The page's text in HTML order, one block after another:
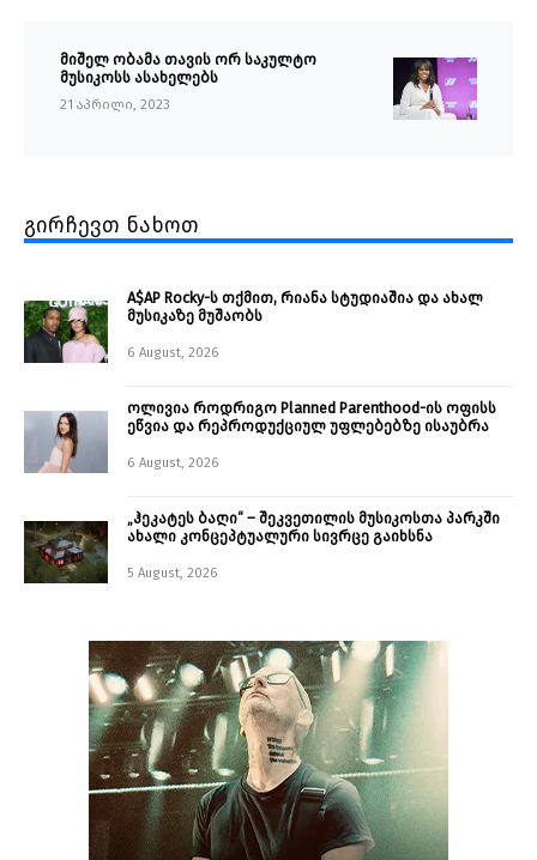
მიშელ ობამა თავის ორ საკულტო
მუსიკოსს ასახელებს
21 აპრილი, 2023
გირჩევთ ნახოთ
A$AP Rocky-ს თქმით, რიანა სტუდიაშია და ახალ
მუსიკაზე მუშაობს
6 August, 2026
ოლივია როდრიგო Planned Parenthood-ის ოფისს
ეწვია და რეპროდუქციულ უფლებებზე ისაუბრა
6 August, 2026
„ჰეკატეს ბაღი“ – შეკვეთილის მუსიკოსთა პარკში
ახალი კონცეპტუალური სივრცე გაიხსნა ￼
5 August, 2026